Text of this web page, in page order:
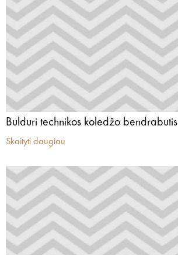
Bulduri technikos koledžo bendrabutis
Skaityti daugiau